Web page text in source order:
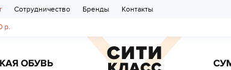
ОБУВЬ
р.
Сотрудничество Бренды Контакты